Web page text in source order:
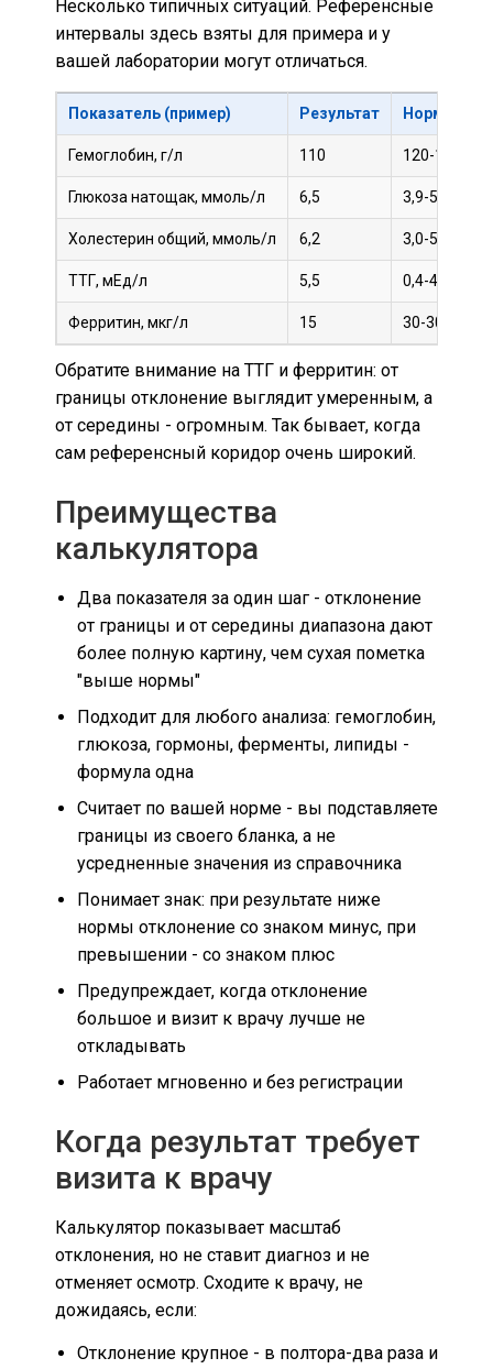
Несколько типичных ситуаций. Референсные
интервалы здесь взяты для примера и у
вашей лаборатории могут отличаться.
Показатель (пример) Результат Норма
Гемоглобин, г/л 110 120-160
Глюкоза натощак, ммоль/л 6,5 3,9-5,5
Холестерин общий, ммоль/л 6,2 3,0-5,2
ТТГ, мЕд/л 5,5 0,4-4,0
Ферритин, мкг/л 15 30-300
Обратите внимание на ТТГ и ферритин: от
границы отклонение выглядит умеренным, а
от середины - огромным. Так бывает, когда
сам референсный коридор очень широкий.
Преимущества
калькулятора
Два показателя за один шаг - отклонение
от границы и от середины диапазона дают
более полную картину, чем сухая пометка
"выше нормы"
Подходит для любого анализа: гемоглобин,
глюкоза, гормоны, ферменты, липиды -
формула одна
Считает по вашей норме - вы подставляете
границы из своего бланка, а не
усредненные значения из справочника
Понимает знак: при результате ниже
нормы отклонение со знаком минус, при
превышении - со знаком плюс
Предупреждает, когда отклонение
большое и визит к врачу лучше не
откладывать
Работает мгновенно и без регистрации
Когда результат требует
визита к врачу
Калькулятор показывает масштаб
отклонения, но не ставит диагноз и не
отменяет осмотр. Сходите к врачу, не
дожидаясь, если:
Отклонение крупное - в полтора-два раза и